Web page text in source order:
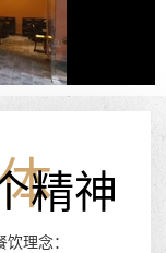
精神
理念：